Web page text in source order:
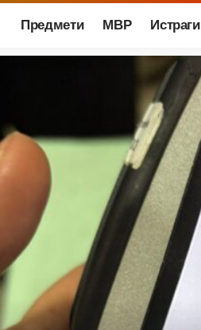
Предмети МВР Истраги